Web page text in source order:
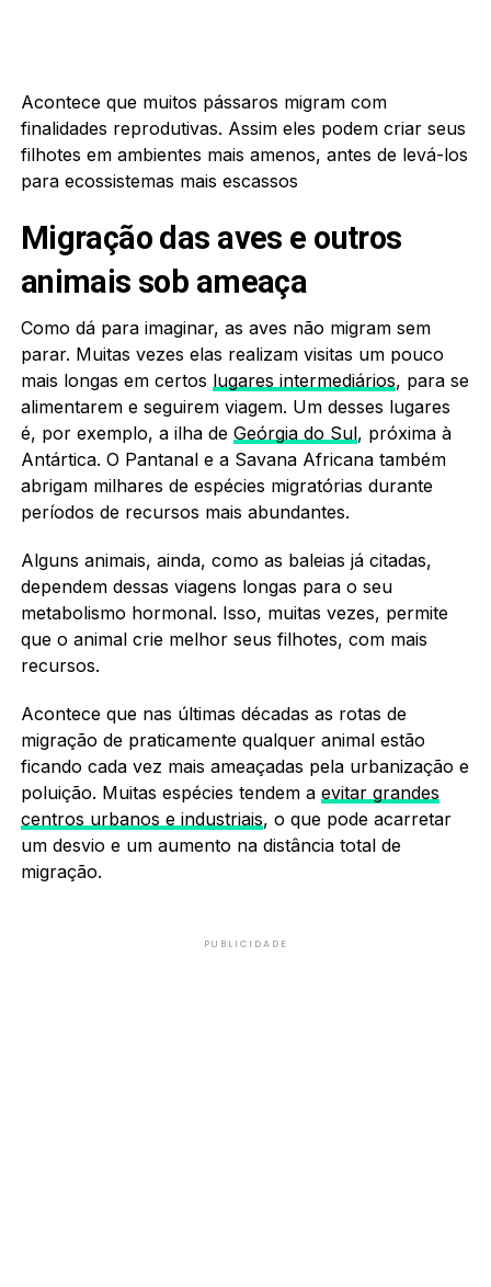
Acontece que muitos pássaros migram com
finalidades reprodutivas. Assim eles podem criar seus
filhotes em ambientes mais amenos, antes de levá-los
para ecossistemas mais escassos
Migração das aves e outros
animais sob ameaça
Como dá para imaginar, as aves não migram sem
parar. Muitas vezes elas realizam visitas um pouco
mais longas em certos lugares intermediários, para se
alimentarem e seguirem viagem. Um desses lugares
é, por exemplo, a ilha de Geórgia do Sul, próxima à
Antártica. O Pantanal e a Savana Africana também
abrigam milhares de espécies migratórias durante
períodos de recursos mais abundantes.
Alguns animais, ainda, como as baleias já citadas,
dependem dessas viagens longas para o seu
metabolismo hormonal. Isso, muitas vezes, permite
que o animal crie melhor seus filhotes, com mais
recursos.
Acontece que nas últimas décadas as rotas de
migração de praticamente qualquer animal estão
ficando cada vez mais ameaçadas pela urbanização e
poluição. Muitas espécies tendem a evitar grandes
centros urbanos e industriais, o que pode acarretar
um desvio e um aumento na distância total de
migração.
PUBLICIDADE